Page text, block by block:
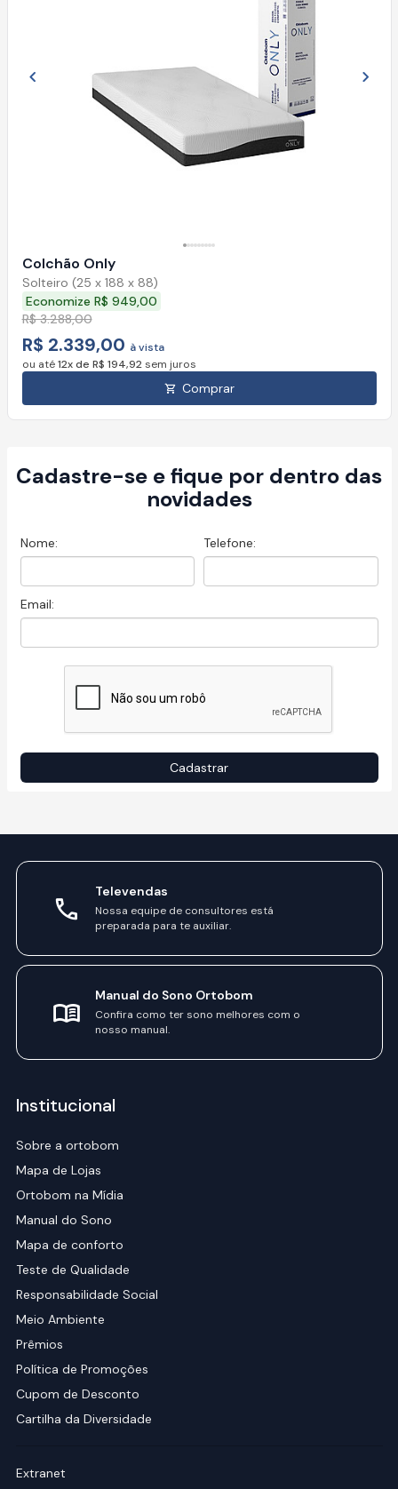
Imagem anterior
Colchão Only
Solteiro (25 x 188 x 88)
Economize R$ 949,00
R$ 3.288,00
R$ 2.339,00 à vista
ou até12x de R$ 194,92sem juros
Comprar
Cadastre-se e fique por dentro das
novidades
Nome: Telefone:
Email:
Televendas
Nossa equipe de consultores está
preparada para te auxiliar.
Manual do Sono Ortobom
Confira como ter sono melhores com o
nosso manual.
Institucional
Sobre a ortobom
Mapa de Lojas
Ortobom na Mídia
Manual do Sono
Mapa de conforto
Teste de Qualidade
Responsabilidade Social
Meio Ambiente
Prêmios
Política de Promoções
Cupom de Desconto
Cartilha da Diversidade
Extranet